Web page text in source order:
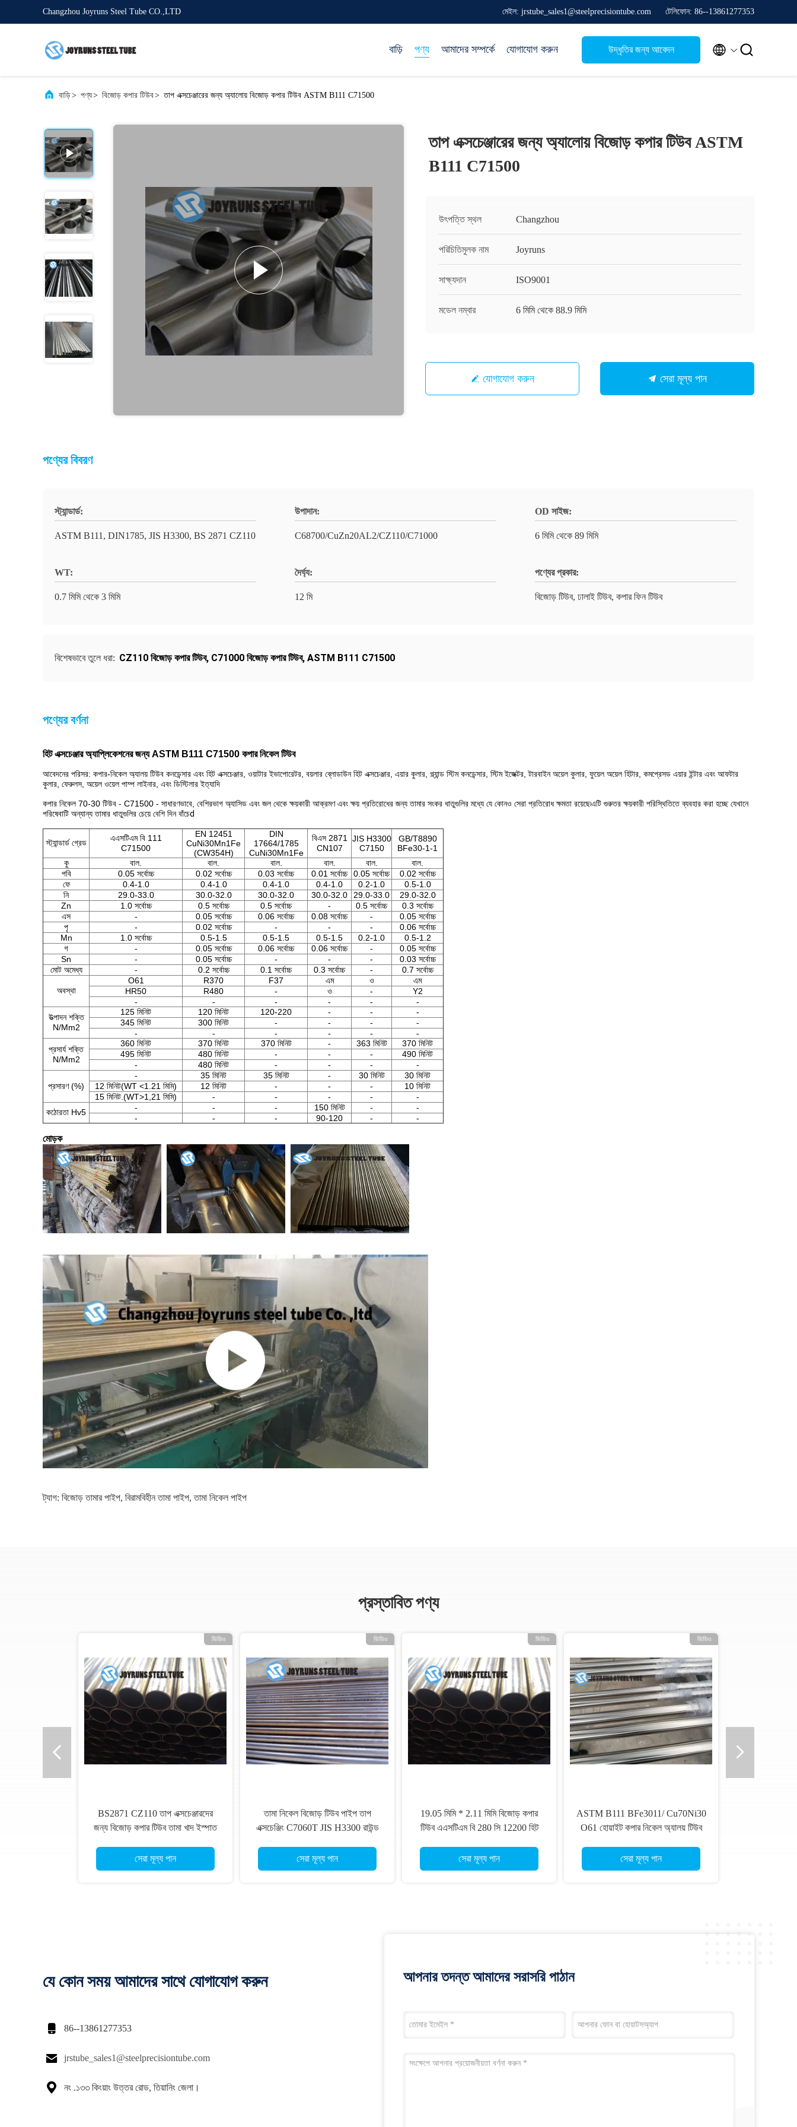
Changzhou Joyruns Steel Tube CO.,LTD মেইল: jrstube_sales1@steelprecisiontube.com টেলিফোন: 86--13861277353
বাড়ি পণ্য আমাদের সম্পর্কে যোগাযোগ করুন উদ্ধৃতির জন্য আবেদন  
বাড়ি> পণ্য> বিজোড় কপার টিউব> তাপ এক্সচেঞ্জারের জন্য অ্যালোয় বিজোড় কপার টিউব ASTM B111 C71500
তাপ এক্সচেঞ্জারের জন্য অ্যালোয় বিজোড় কপার টিউব ASTM
B111 C71500
উৎপত্তি স্থল Changzhou
পরিচিতিমুলক নাম Joyruns
সাক্ষ্যদান ISO9001
মডেল নম্বার 6 মিমি থেকে 88.9 মিমি
যোগাযোগ করুন সেরা মূল্য পান
পণ্যের বিবরণ
স্ট্যান্ডার্ড:
ASTM B111, DIN1785, JIS H3300, BS 2871 CZ110
উপাদান:
C68700/CuZn20AL2/CZ110/C71000
OD সাইজ:
6 মিমি থেকে 89 মিমি
WT:
0.7 মিমি থেকে 3 মিমি
দৈর্ঘ্য:
12 মি
পণ্যের প্রকার:
বিজোড় টিউব, ঢালাই টিউব, কপার ফিন টিউব
বিশেষভাবে তুলে ধরা: CZ110 বিজোড় কপার টিউব, C71000 বিজোড় কপার টিউব, ASTM B111 C71500
পণ্যের বর্ণনা
হিট এক্সচেঞ্জার অ্যাপ্লিকেশনের জন্য ASTM B111 C71500 কপার নিকেল টিউব
আবেদনের পরিসর: কপার-নিকেল অ্যালয় টিউব কনডেন্সার এবং হিট এক্সচেঞ্জার, ওয়াটার ইভাপোরেটর, বয়লার ব্লোডাউন হিট এক্সচেঞ্জার, এয়ার কুলার, গ্ল্যান্ড স্টিম কনডেন্সার, স্টিম ইজেক্টর, টারবাইন অয়েল কুলার, ফুয়েল অয়েল হিটার, কমপ্রেসড এয়ার ইন্টার এবং আফটার
কুলার, ফেরুলস, অয়েল ওয়েল পাম্প লাইনার, এবং ডিস্টিলার ইত্যাদি
কপার নিকেল 70-30 টিউব - C71500 - সাধারণভাবে, বেশিরভাগ অ্যাসিড এবং জল থেকে ক্ষয়কারী আক্রমণ এবং ক্ষয় প্রতিরোধের জন্য তামার সংকর ধাতুগুলির মধ্যে যে কোনও সেরা প্রতিরোধ ক্ষমতা রয়েছে৷এটি গুরুতর ক্ষয়কারী পরিস্থিতিতে ব্যবহার করা হচ্ছে যেখানে
পরিষেবাটি অন্যান্য তামার ধাতুগুলির চেয়ে বেশি দিন বাঁচেd
স্ট্যান্ডার্ড গ্রেড
এএসটিএম বি 111
C71500
EN 12451
CuNi30Mn1Fe
(CW354H)
DIN
17664/1785
CuNi30Mn1Fe
বিএস 2871
CN107
JIS H3300
C7150
GB/T8890
BFe30-1-1
কু
বাল. বাল. বাল. বাল. বাল.
বাল.
পবি
0.05 সর্বোচ্চ 0.02 সর্বোচ্চ 0.03 সর্বোচ্চ 0.01 সর্বোচ্চ 0.05 সর্বোচ্চ
0.02 সর্বোচ্চ
ফে
0.4-1.0 0.4-1.0 0.4-1.0 0.4-1.0 0.2-1.0
0.5-1.0
নি
29.0-33.0 30.0-32.0 30.0-32.0 30.0-32.0 29.0-33.0
29.0-32.0
Zn
1.0 সর্বোচ্চ 0.5 সর্বোচ্চ 0.5 সর্বোচ্চ - 0.5 সর্বোচ্চ
0.3 সর্বোচ্চ
এস
- 0.05 সর্বোচ্চ 0.06 সর্বোচ্চ 0.08 সর্বোচ্চ -
0.05 সর্বোচ্চ
পৃ
- 0.02 সর্বোচ্চ - - -
0.06 সর্বোচ্চ
Mn
1.0 সর্বোচ্চ 0.5-1.5 0.5-1.5 0.5-1.5 0.2-1.0
0.5-1.2
গ
- 0.05 সর্বোচ্চ 0.06 সর্বোচ্চ 0.06 সর্বোচ্চ -
0.05 সর্বোচ্চ
Sn
- 0.05 সর্বোচ্চ - - -
0.03 সর্বোচ্চ
মোট অমেধ্য
- 0.2 সর্বোচ্চ 0.1 সর্বোচ্চ 0.3 সর্বোচ্চ - 0.7 সর্বোচ্চ
অবস্থা
O61 R370 F37 এম ও
এম
HR50
R480 - ও -
Y2
-
- - - -
-
উত্পাদন শক্তি
N/Mm2
125 মিনিট 120 মিনিট 120-220 - -
-
345 মিনিট
300 মিনিট - - -
-
-
- - - -
-
প্রসার্য শক্তি
N/Mm2
360 মিনিট 370 মিনিট 370 মিনিট - 363 মিনিট
370 মিনিট
495 মিনিট
480 মিনিট - - -
490 মিনিট
-
480 মিনিট - - - -
প্রসারণ (%)
- 35 মিনিট 35 মিনিট - 30 মিনিট
30 মিনিট
12 মিনিট(WT <1.21 মিমি)
12 মিনিট - - -
10 মিনিট
15 মিনিট.(WT>1,21 মিমি)
- - - -
-
কঠোরতা Hv5
- - - 150 মিনিট -
-
-
- - 90-120 - -
মোড়ক
ট্যাগ: বিজোড় তামার পাইপ, বিরামবিহীন তামা পাইপ, তামা নিকেল পাইপ
প্রস্তাবিত পণ্য
ভিডিও
BS2871 CZ110 তাপ এক্সচেঞ্জারদের
জন্য বিজোড় কপার টিউব তামা খাদ ইস্পাত
সেরা মূল্য পান
ভিডিও
তামা নিকেল বিজোড় টিউব পাইপ তাপ
এক্সচেঞ্জিং C7060T JIS H3300 রাউন্ড
সেরা মূল্য পান
ভিডিও
19.05 মিমি * 2.11 মিমি বিজোড় কপার
টিউব এএসটিএম বি 280 সি 12200 হিট
সেরা মূল্য পান
ভিডিও
ASTM B111 BFe3011/ Cu70Ni30
O61 হোয়াইট কপার নিকেল অ্যালয় টিউব
সেরা মূল্য পান
যে কোন সময় আমাদের সাথে যোগাযোগ করুন
 86--13861277353
 jrstube_sales1@steelprecisiontube.com
 নং .১৩৩ কিংয়াং উত্তর রোড, তিয়ানিং জেলা।
আপনার তদন্ত আমাদের সরাসরি পাঠান